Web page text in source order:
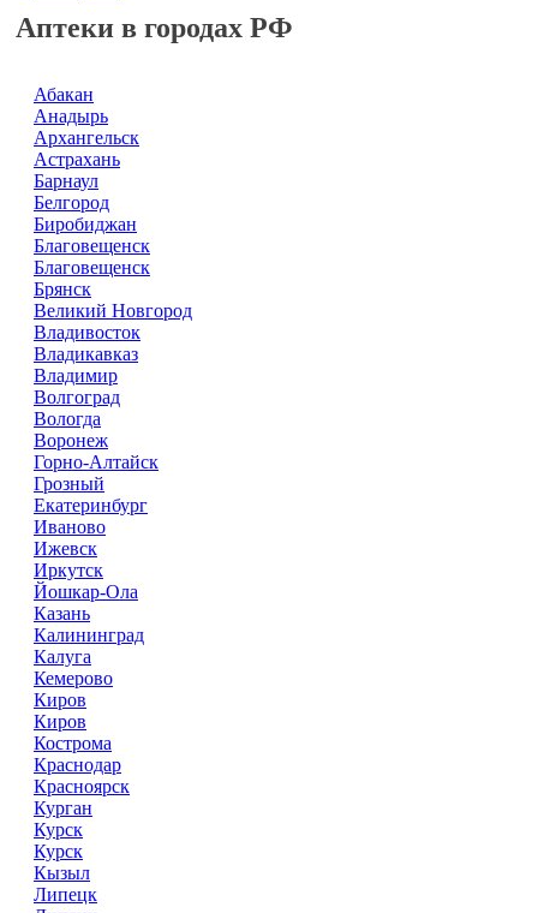
Аптеки в городах РФ
Абакан
Анадырь
Архангельск
Астрахань
Барнаул
Белгород
Биробиджан
Благовещенск
Благовещенск
Брянск
Великий Новгород
Владивосток
Владикавказ
Владимир
Волгоград
Вологда
Воронеж
Горно-Алтайск
Грозный
Екатеринбург
Иваново
Ижевск
Иркутск
Йошкар-Ола
Казань
Калининград
Калуга
Кемерово
Киров
Киров
Кострома
Краснодар
Красноярск
Курган
Курск
Курск
Кызыл
Липецк